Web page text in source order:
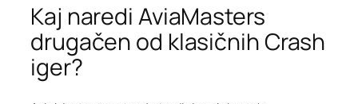
Kaj naredi AviaMasters
drugačen od klasičnih Crash
iger?